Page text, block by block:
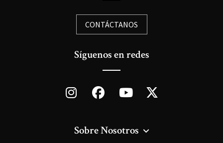
CONTÁCTANOS
Síguenos en redes
Sobre Nosotros